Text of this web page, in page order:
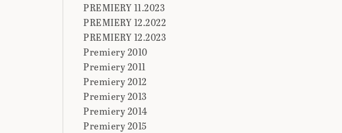
PREMIERY 11.2023
PREMIERY 12.2022
PREMIERY 12.2023
Premiery 2010
Premiery 2011
Premiery 2012
Premiery 2013
Premiery 2014
Premiery 2015